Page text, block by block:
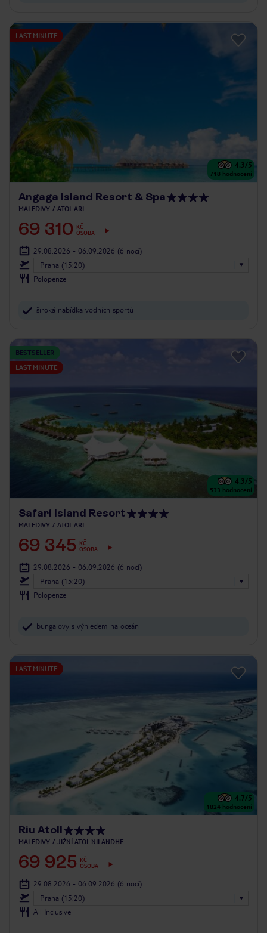
LAST MINUTE
4.3/5
718 hodnocení
Angaga Island Resort & Spa
MALEDIVY ATOL ARI
69 310
KČ
OSOBA
29.08.2026 - 06.09.2026 (6 nocí)
Praha (15:20)
Polopenze
široká nabídka vodních sportů
BESTSELLER
LAST MINUTE
4.3/5
533 hodnocení
Safari Island Resort
MALEDIVY ATOL ARI
69 345
KČ
OSOBA
29.08.2026 - 06.09.2026 (6 nocí)
Praha (15:20)
Polopenze
bungalovy s výhledem na oceán
LAST MINUTE
4.7/5
1824 hodnocení
Riu Atoll
MALEDIVY JIŽNÍ ATOL NILANDHE
69 925
KČ
OSOBA
29.08.2026 - 06.09.2026 (6 nocí)
Praha (15:20)
All Inclusive